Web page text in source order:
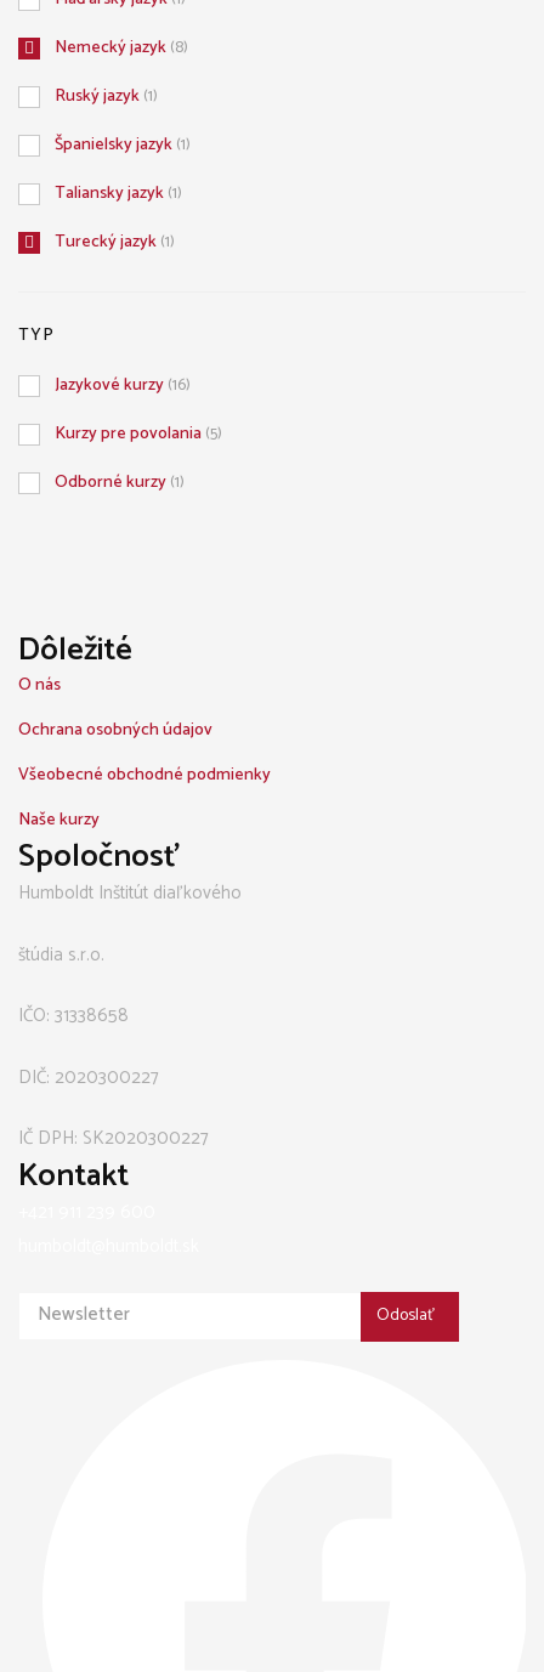
Nemecký jazyk(8)
Ruský jazyk(1)
Španielsky jazyk(1)
Taliansky jazyk(1)
Turecký jazyk(1)
TYP
Jazykové kurzy(16)
Kurzy pre povolania (5)
Odborné kurzy(1)
Dôležité
O nás
Ochrana osobných údajov
Všeobecné obchodné podmienky
Naše kurzy
Spoločnosť
Humboldt Inštitút diaľkového
štúdia s.r.o.
IČO: 31338658
DIČ: 2020300227
IČ DPH: SK2020300227
Kontakt
Odoslať